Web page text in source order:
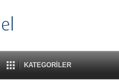
KATEGORİLER